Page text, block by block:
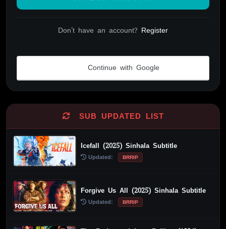
Don't have an account? Register
Continue with Google
SUB UPDATED LIST
Icefall (2025) Sinhala Subtitle
Updated: BRRIP
Forgive Us All (2025) Sinhala Subtitle
Updated: BRRIP